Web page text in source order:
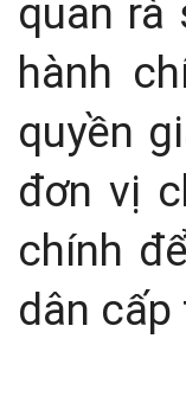
quan
hành
quyền
đơn vị
chính
dân cấp